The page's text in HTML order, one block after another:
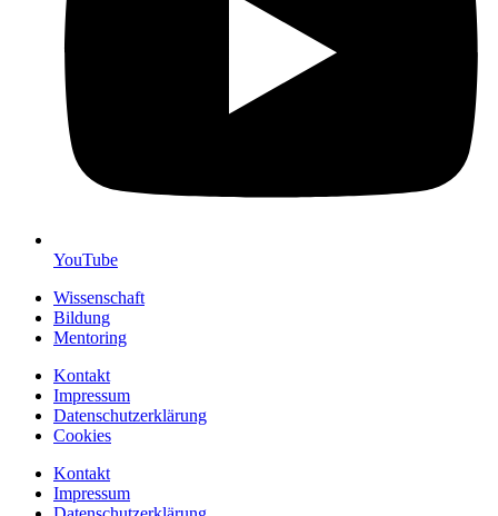
YouTube
Wissenschaft
Bildung
Mentoring
Kontakt
Impressum
Datenschutzerklärung
Cookies
Kontakt
Impressum